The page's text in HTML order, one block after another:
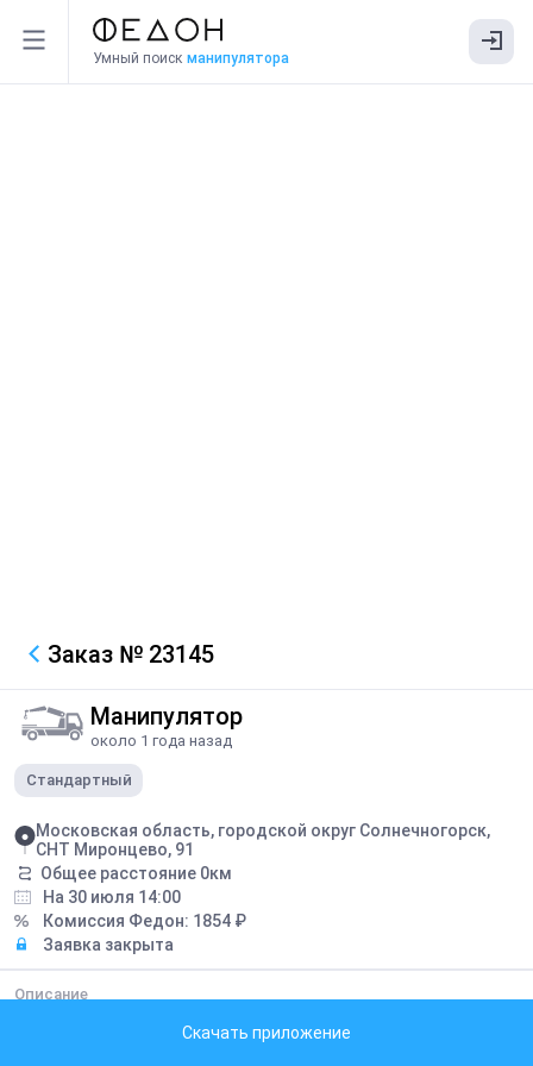
Умный поиск манипулятора
Заказ № 23145
Манипулятор
около 1 года назад
Стандартный
Московская область, городской округ Солнечногорск,
СНТ Миронцево, 91
Общее расстояние 0км
На 30 июля 14:00
Комиссия Федон: 1854 ₽
Заявка закрыта
Описание
доп.плату, обсуждается.Скачать приложение